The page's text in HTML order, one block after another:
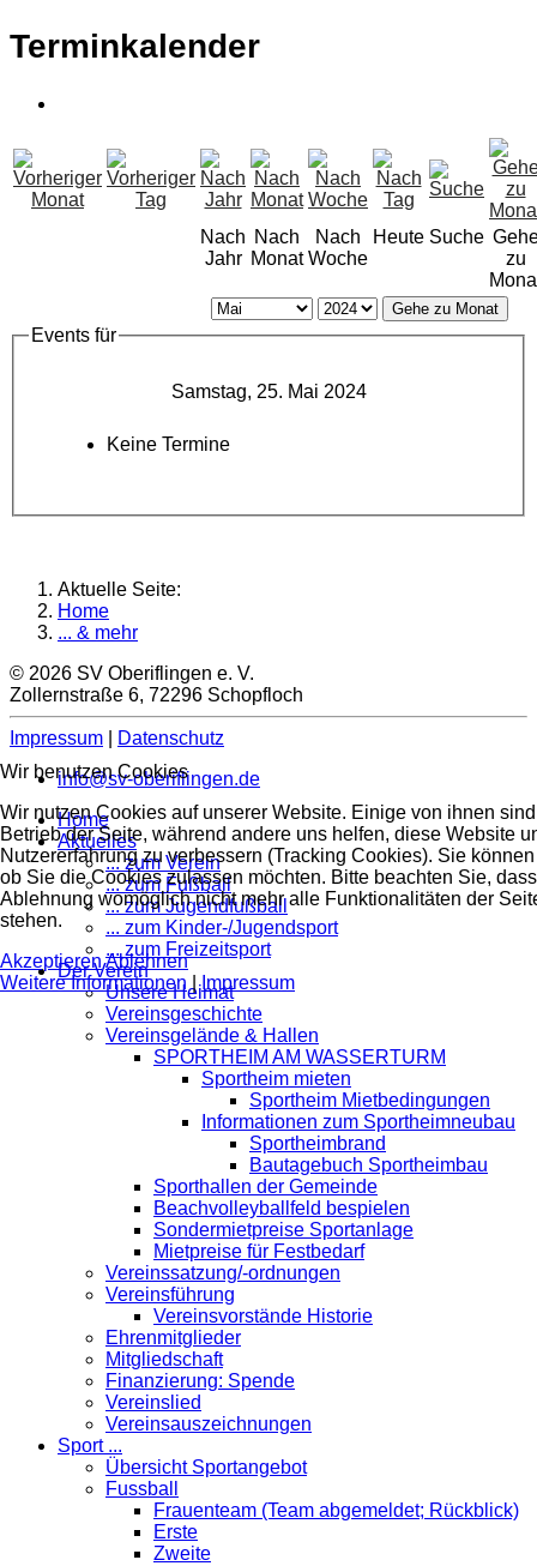
Terminkalender
Nach
Jahr
Nach
Monat
Nach
Woche
Heute Suche
zu
Gehe zu Monat
Events für
Samstag, 25. Mai 2024
Keine Termine
Aktuelle Seite:
Home
... & mehr
© 2026 SV Oberiflingen e. V.
Zollernstraße 6, 72296 Schopfloch
Impressum
Datenschutz
info@sv-oberiflingen.de
Home
Aktuelles
... zum Verein
... zum Fußball
... zum Jugendfußball
... zum Kinder-/Jugendsport
... zum Freizeitsport
Der Verein
Unsere Heimat
Vereinsgeschichte
Vereinsgelände & Hallen
SPORTHEIM AM WASSERTURM
Sportheim mieten
Sportheim Mietbedingungen
Informationen zum Sportheimneubau
Sportheimbrand
Bautagebuch Sportheimbau
Sporthallen der Gemeinde
Beachvolleyballfeld bespielen
Sondermietpreise Sportanlage
Mietpreise für Festbedarf
Vereinssatzung/-ordnungen
Vereinsführung
Vereinsvorstände Historie
Ehrenmitglieder
Mitgliedschaft
Finanzierung: Spende
Vereinslied
Vereinsauszeichnungen
Sport ...
Übersicht Sportangebot
Fussball
Frauenteam (Team abgemeldet; Rückblick)
Erste
Zweite
Wir benutzen Cookies
Wir nutzen Cookies auf unserer Website. Einige von ihnen
Betrieb der Seite, während andere uns helfen, diese Website
Nutzererfahrung zu verbessern (Tracking Cookies). Sie
ob Sie die Cookies zulassen möchten. Bitte beachten Sie,
Ablehnung womöglich nicht mehr alle Funktionalitäten der
stehen.
Akzeptieren Ablehnen
Weitere Informationen | Impressum